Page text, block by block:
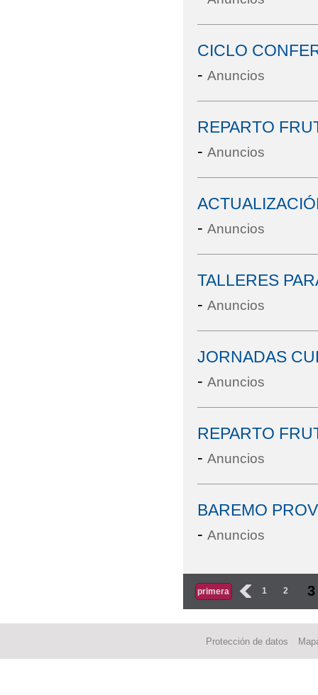
CICLO
- Anuncios
REPARTO
- Anuncios
- Anuncios
TALLERES
- Anuncios
JORNADAS
- Anuncios
REPARTO
- Anuncios
BAREMO
- Anuncios
Páginas
primera ‹ 1 2 3
Protección de datos